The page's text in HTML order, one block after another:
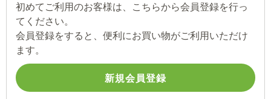
初めてご利用のお客様は、こちらから会員登録を行っ
てください。
会員登録をすると、便利にお買い物がご利用いただけ
ます。